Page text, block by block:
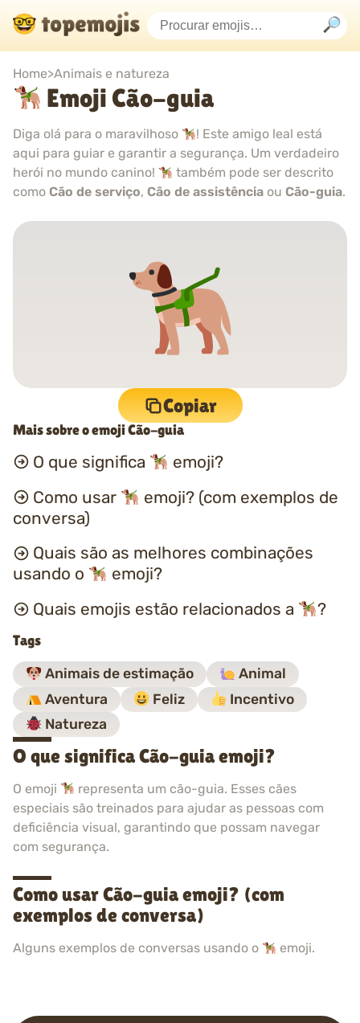
Home>Animais e natureza
Emoji Cão-guia
Diga olá para o maravilhoso
! Este amigo leal está
aqui para guiar e garantir a segurança. Um verdadeiro
herói no mundo canino!
também pode ser descrito
como Cão de serviço, Cão de assistência ou Cão-guia.
Copiar
Mais sobre o emoji Cão-guia
O que significa
emoji?
Como usar
emoji? (com exemplos de
conversa)
Quais são as melhores combinações
usando o
emoji?
Quais emojis estão relacionados a
?
Tags
Animais de estimação
Animal
Aventura
Feliz
Incentivo
Natureza
O que significa Cão-guia emoji?
O emoji
representa um cão-guia. Esses cães
especiais são treinados para ajudar as pessoas com
deficiência visual, garantindo que possam navegar
com segurança.
Como usar Cão-guia emoji? (com
exemplos de conversa)
Alguns exemplos de conversas usando o emoji.